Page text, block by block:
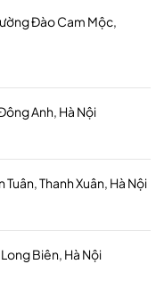
Đào Cam Mộc,
Anh, Hà Nội
Thanh Xuân, Hà Nội
Biên, Hà Nội